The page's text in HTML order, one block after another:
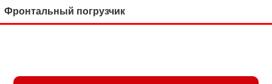
Фронтальный погрузчик